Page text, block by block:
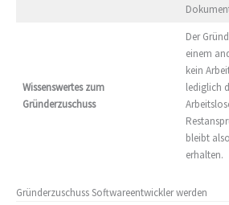
Wissenswertes zum
Gründerzuschuss
Der
einem
kein
lediglich
bleibt
erhalten.
Gründerzuschuss Softwareentwickler werden